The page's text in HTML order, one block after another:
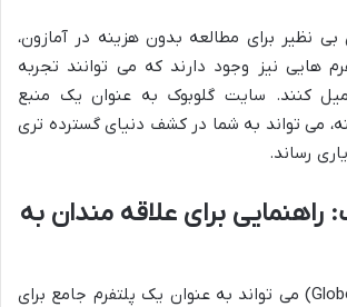
نظیر برای مطالعه بدون هزینه در آمازون،
هایی نیز وجود دارند که می توانند تجربه
کنند. سایت گلوبوک به عنوان یک منبع
می تواند به شما در کشف دنیای گسترده تری
رساند.
برای علاقه مندان به
سایت گلوبوک (Globook) می تواند به عنوان یک پلتفرم جامع برای